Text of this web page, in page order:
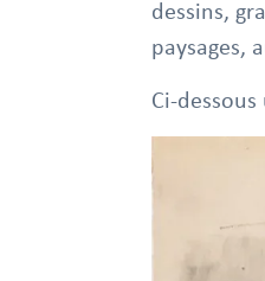
dessins,
paysages,
Ci-